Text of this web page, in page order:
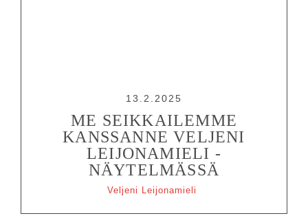
13.2.2025
ME SEIKKAILEMME
KANSSANNE VELJENI
LEIJONAMIELI -
NÄYTELMÄSSÄ
Veljeni Leijonamieli